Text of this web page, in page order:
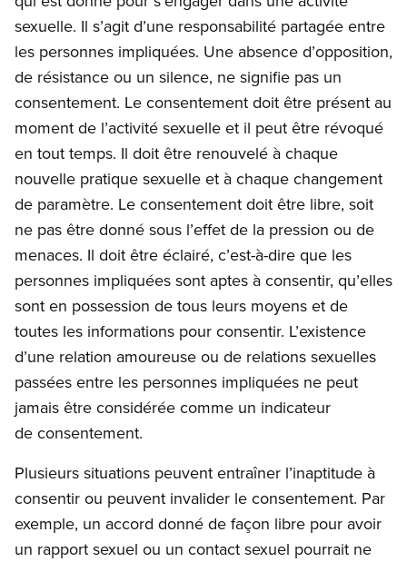
sexuelle. Il s’agit d’une responsabilité partagée entre
les personnes impliquées. Une absence d’opposition,
de résistance ou un silence, ne signifie pas un
consentement. Le consentement doit être présent au
moment de l’activité sexuelle et il peut être révoqué
en tout temps. Il doit être renouvelé à chaque
nouvelle pratique sexuelle et à chaque changement
de paramètre. Le consentement doit être libre, soit
ne pas être donné sous l’effet de la pression ou de
menaces. Il doit être éclairé, c’est-à-dire que les
personnes impliquées sont aptes à consentir, qu’elles
sont en possession de tous leurs moyens et de
toutes les informations pour consentir. L’existence
d’une relation amoureuse ou de relations sexuelles
passées entre les personnes impliquées ne peut
jamais être considérée comme un indicateur
de consentement.
Plusieurs situations peuvent entraîner l’inaptitude à
consentir ou peuvent invalider le consentement. Par
exemple, un accord donné de façon libre pour avoir
un rapport sexuel ou un contact sexuel pourrait ne